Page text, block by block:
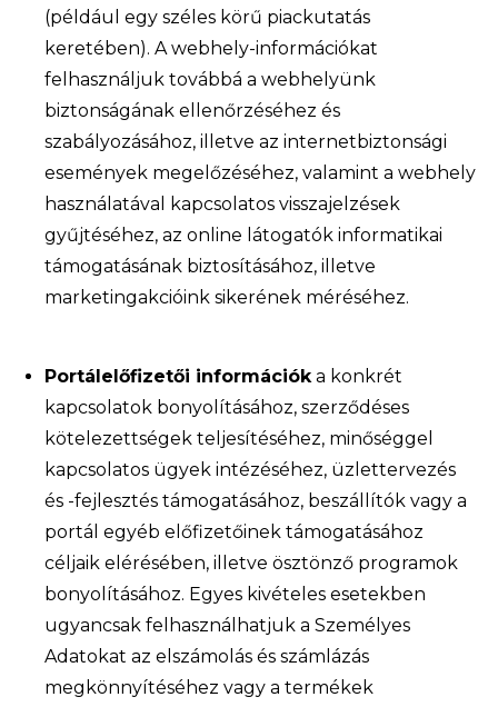
(például egy széles körű piackutatás
keretében). A webhely-információkat
felhasználjuk továbbá a webhelyünk
biztonságának ellenőrzéséhez és
szabályozásához, illetve az internetbiztonsági
események megelőzéséhez, valamint a webhely
használatával kapcsolatos visszajelzések
gyűjtéséhez, az online látogatók informatikai
támogatásának biztosításához, illetve
marketingakcióink sikerének méréséhez.
Portálelőfizetői információka konkrét
kapcsolatok bonyolításához, szerződéses
kötelezettségek teljesítéséhez, minőséggel
kapcsolatos ügyek intézéséhez, üzlettervezés
és -fejlesztés támogatásához, beszállítók vagy a
portál egyéb előfizetőinek támogatásához
céljaik elérésében, illetve ösztönző programok
bonyolításához. Egyes kivételes esetekben
ugyancsak felhasználhatjuk a Személyes
Adatokat az elszámolás és számlázás
megkönnyítéséhez vagy a termékek